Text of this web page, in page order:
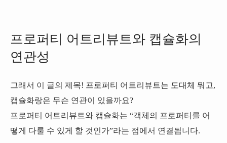
프로퍼티 어트리뷰트와 캡슐화의
연관성
그래서 이 글의 제목! 프로퍼티 어트리뷰트는 도대체 뭐고,
캡슐화랑은 무슨 연관이 있을까요?
프로퍼티 어트리뷰트와 캡슐화는 “객체의 프로퍼티를 어
떻게 다룰 수 있게 할 것인가”라는 점에서 연결됩니다.